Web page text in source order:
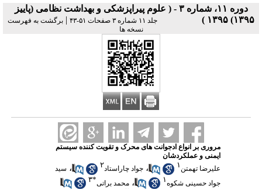
دوره ۱۱، شماره ۳ - ( علوم پیراپزشکی و بهداشت نظامی (پاییز
۱۳۹۵) ۱۳۹۵ )
جلد ۱۱ شماره ۳ صفحات ۵۱-۴۳ | برگشت به فهرست
نسخه ها
مروری بر انواع ادجوانت های محرک و تقویت کننده سیستم
ایمنی و عملکردشان
علیرضا تهمتن۱ ، جواد چاراستاد۲ ، سید
جواد حسینی شکوه۱ ، محمد براتی*۳